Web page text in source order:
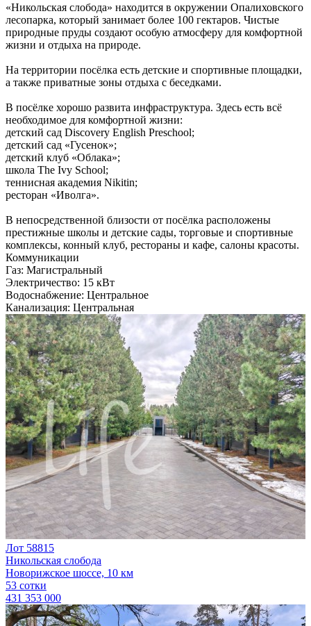
«Никольская слобода» находится в окружении Опалиховского
лесопарка, который занимает более 100 гектаров. Чистые
природные пруды создают особую атмосферу для комфортной
жизни и отдыха на природе.
На территории посёлка есть детские и спортивные площадки,
а также приватные зоны отдыха с беседками.
В посёлке хорошо развита инфраструктура. Здесь есть всё
необходимое для комфортной жизни:
детский сад Discovery English Preschool;
детский сад «Гусенок»;
детский клуб «Облака»;
школа The Ivy School;
теннисная академия Nikitin;
ресторан «Иволга».
В непосредственной близости от посёлка расположены
престижные школы и детские сады, торговые и спортивные
комплексы, конный клуб, рестораны и кафе, салоны красоты.
Коммуникации
Газ: Магистральный
Электричество: 15 кВт
Водоснабжение: Центральное
Канализация: Центральная
Лот 58815
Никольская слобода
Новорижское шоссе, 10 км
53 сотки
431 353 000